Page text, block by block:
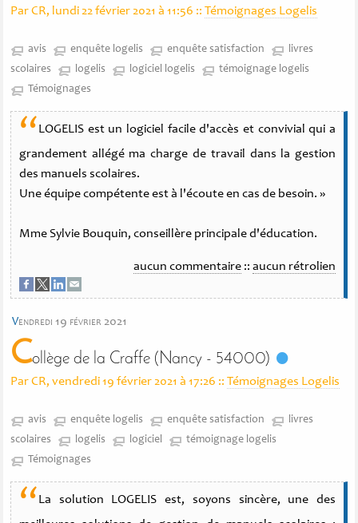
Par CR, lundi 22 février 2021 à 11:56 :: Témoignages Logelis
avis enquête logelis enquête satisfaction
livres
scolaires
logelis logiciel logelis
témoignage logelis
Témoignages
“ LOGELIS est un logiciel facile d'accès et convivial qui a
grandement allégé ma charge de travail dans la gestion
des manuels scolaires.
Une équipe compétente est à l'écoute en cas de besoin. »
Mme Sylvie Bouquin, conseillère principale d'éducation.
aucun commentaire :: aucun rétrolien
vendredi 19 février 2021
Collège de la Craffe (Nancy - 54000)
Par CR, vendredi 19 février 2021 à 17:26 :: Témoignages Logelis
avis enquête logelis enquête satisfaction
livres
scolaires
logelis logiciel
témoignage logelis
Témoignages
“ La solution LOGELIS est, soyons sincère, une des